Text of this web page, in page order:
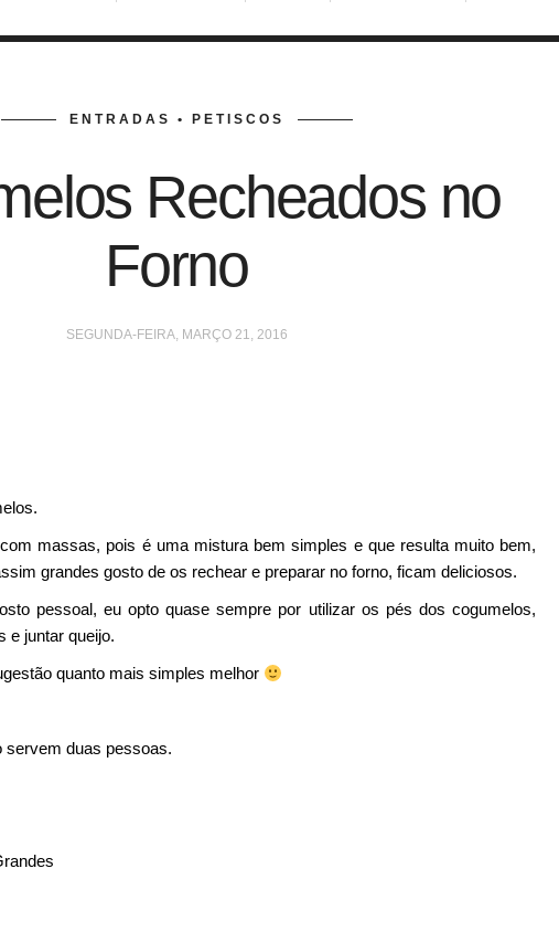
ENTRADAS • PETISCOS
Recheados no
Forno
SEGUNDA-FEIRA, MARÇO 21, 2016
massas, pois é uma mistura bem simples e que resulta muito bem,
grandes gosto de os rechear e preparar no forno, ficam deliciosos.
pessoal, eu opto quase sempre por utilizar os pés dos cogumelos,
e juntar queijo.
quanto mais simples melhor
servem duas pessoas.